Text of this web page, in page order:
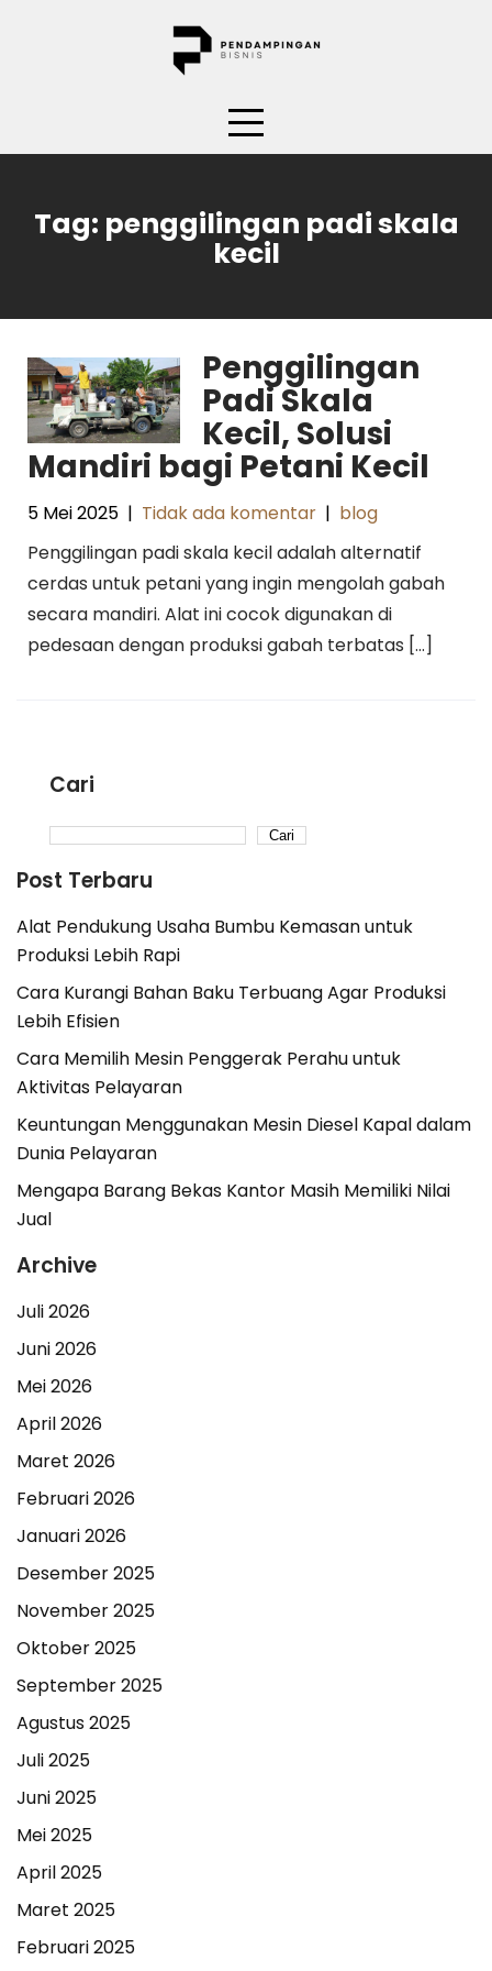
Tag: penggilingan padi skala
kecil
Penggilingan
Padi Skala
Kecil, Solusi
Mandiri bagi Petani Kecil
5 Mei 2025 | Tidak ada komentar | blog
Penggilingan padi skala kecil adalah alternatif
cerdas untuk petani yang ingin mengolah gabah
secara mandiri. Alat ini cocok digunakan di
pedesaan dengan produksi gabah terbatas […]
Cari
Cari
Post Terbaru
Alat Pendukung Usaha Bumbu Kemasan untuk
Produksi Lebih Rapi
Cara Kurangi Bahan Baku Terbuang Agar Produksi
Lebih Efisien
Cara Memilih Mesin Penggerak Perahu untuk
Aktivitas Pelayaran
Keuntungan Menggunakan Mesin Diesel Kapal dalam
Dunia Pelayaran
Mengapa Barang Bekas Kantor Masih Memiliki Nilai
Jual
Archive
Juli 2026
Juni 2026
Mei 2026
April 2026
Maret 2026
Februari 2026
Januari 2026
Desember 2025
November 2025
Oktober 2025
September 2025
Agustus 2025
Juli 2025
Juni 2025
Mei 2025
April 2025
Maret 2025
Februari 2025